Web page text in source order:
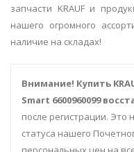
запчасти KRAUF и
нашего огромного
наличие на складах!
Внимание! Купить
Smart 6600960099
после регистрации.
статуса нашего